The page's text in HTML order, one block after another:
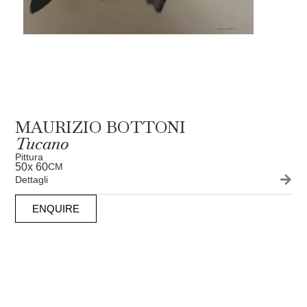
MAURIZIO BOTTONI
Tucano
Pittura
50x 60CM
Dettagli
ENQUIRE